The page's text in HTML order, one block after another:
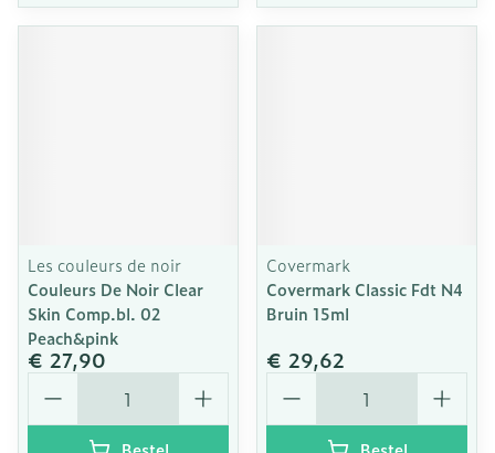
Les couleurs de noir
Couleurs De Noir Clear
Skin Comp.bl. 02
Peach&pink
€ 27,90
Aantal
Covermark
Covermark Classic Fdt N4
Bruin 15ml
€ 29,62
Aantal